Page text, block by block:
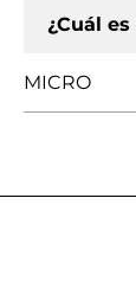
¿Cuál
MICRO